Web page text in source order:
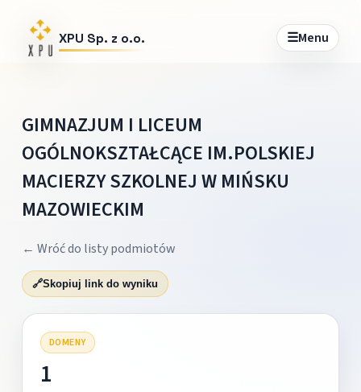
XPU Sp. z o.o. ☰Menu
GIMNAZJUM I LICEUM
OGÓLNOKSZTAŁCĄCE IM.POLSKIEJ
MACIERZY SZKOLNEJ W MIŃSKU
MAZOWIECKIM
← Wróć do listy podmiotów
🔗Skopiuj link do wyniku
DOMENY
1